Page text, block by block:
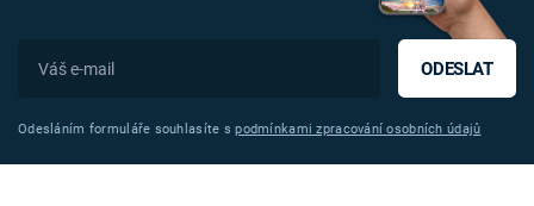
ODESLAT
Odesláním formuláře souhlasíte spodmínkami zpracování osobních údajů